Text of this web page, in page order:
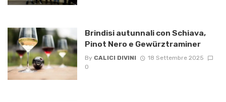
Brindisi autunnali con Schiava,
Pinot Nero e Gewürztraminer
By CALICI DIVINI
18 Settembre 2025
0